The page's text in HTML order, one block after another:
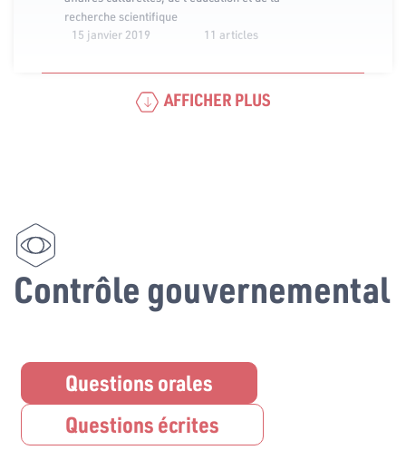
recherche scientifique
15 janvier 2019
11 articles
AFFICHER PLUS
Contrôle gouvernemental
Questions orales
Questions écrites